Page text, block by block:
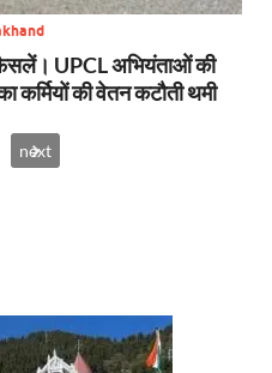
फैसलें। UPCL अभियंताओं की
कर्मियों की वेतन कटौती थमी
next